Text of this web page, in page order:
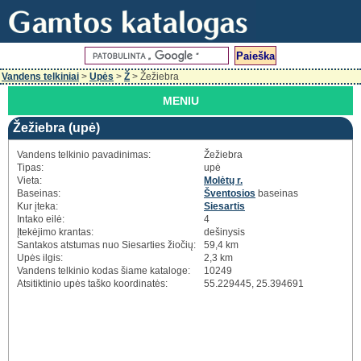
Vandens telkiniai > Upės > Ž > Žežiebra
MENIU
Žežiebra (upė)
Vandens telkinio pavadinimas:
Žežiebra
Tipas:
upė
Vieta:
Molėtų r.
Baseinas:
Šventosios baseinas
Kur įteka:
Siesartis
Intako eilė:
4
Įtekėjimo krantas:
dešinysis
Santakos atstumas nuo Siesarties žiočių:
59,4 km
Upės ilgis:
2,3 km
Vandens telkinio kodas šiame kataloge:
10249
Atsitiktinio upės taško koordinatės:
55.229445, 25.394691